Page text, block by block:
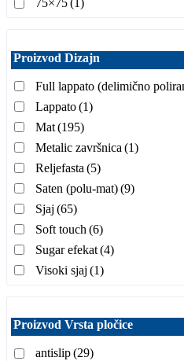
75×75(1)
Proizvod Dizajn
Full lappato (delimično
Lappato(1)
Mat(195)
Metalic završnica (1)
Reljefasta (5)
Saten (polu-mat)(9)
Sjaj (65)
Soft touch (6)
Sugar efekat(4)
Visoki sjaj (1)
Proizvod Vrsta pločice
antislip(29)